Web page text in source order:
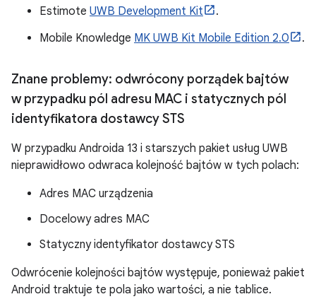
Estimote UWB Development Kit
.
Mobile Knowledge MK UWB Kit Mobile Edition 2.0 .
Znane problemy: odwrócony porządek bajtów
w przypadku pól adresu MAC i statycznych pól
identyfikatora dostawcy STS
W przypadku Androida 13 i starszych pakiet usług UWB
nieprawidłowo odwraca kolejność bajtów w tych polach:
Adres MAC urządzenia
Docelowy adres MAC
Statyczny identyfikator dostawcy STS
Odwrócenie kolejności bajtów występuje, ponieważ pakiet
Android traktuje te pola jako wartości, a nie tablice.